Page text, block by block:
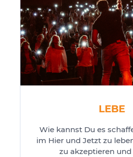
LEBE
Wie kannst Du es
im Hier und Jetzt zu
zu akzeptieren